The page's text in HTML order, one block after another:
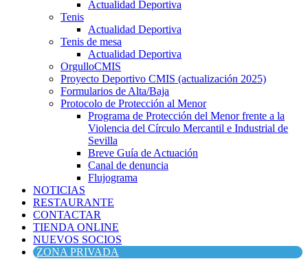
Actualidad Deportiva
Tenis
Actualidad Deportiva
Tenis de mesa
Actualidad Deportiva
OrgulloCMIS
Proyecto Deportivo CMIS (actualización 2025)
Formularios de Alta/Baja
Protocolo de Protección al Menor
Programa de Protección del Menor frente a la
Violencia del Círculo Mercantil e Industrial de
Sevilla
Breve Guía de Actuación
Canal de denuncia
Flujograma
NOTICIAS
RESTAURANTE
CONTACTAR
TIENDA ONLINE
NUEVOS SOCIOS
ZONA PRIVADA